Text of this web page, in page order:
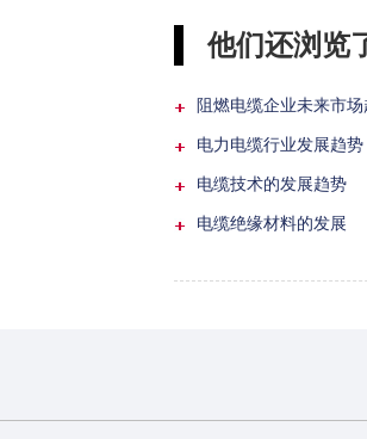
他们还浏览
阻燃电缆企业未来市
电力电缆行业发展趋势
电缆技术的发展趋势
电缆绝缘材料的发展